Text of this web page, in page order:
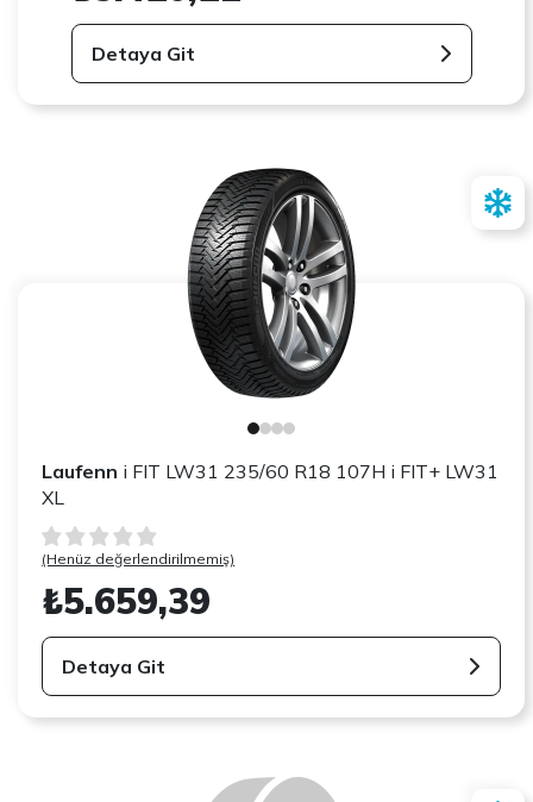
Detaya Git
Laufenn i FIT LW31 235/60 R18 107H i FIT+ LW31
XL
(Henüz değerlendirilmemiş)
₺5.659,39
Detaya Git